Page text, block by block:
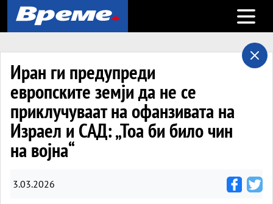
Open
Иран ги предупреди
европските земји да не се
приклучуваат на офанзивата на
Израел и САД: „Тоа би било чин
на војна“
3.03.2026